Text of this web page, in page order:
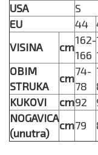
USA S
EU
44
VISINA
cm
162-
166
OBIM
STRUKA
cm
74-
78
KUKOVI
cm92
NOGAVICA
(unutra)
cm79